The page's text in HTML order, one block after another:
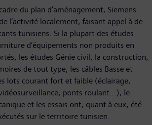
du plan d’aménagement, Siemens
l’activité localement, faisant appel à de
tunisiens. Si la plupart des études
d’équipements non produits en
les études Génie civil, la construction,
de tout type, les câbles Basse et
lots courant fort et faible (éclairage,
ponts roulant…), le
et les essais ont, quant à eux, été
sur le territoire tunisien.